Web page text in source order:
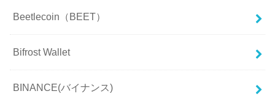
Beetlecoin（BEET）
Bifrost Wallet
BINANCE(バイナンス)